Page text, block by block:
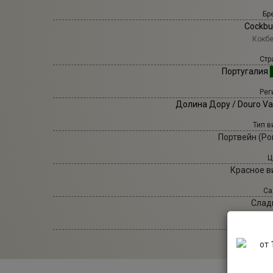
Португалия
Долина Дору / Douro
Тип
Портвейн
Красное